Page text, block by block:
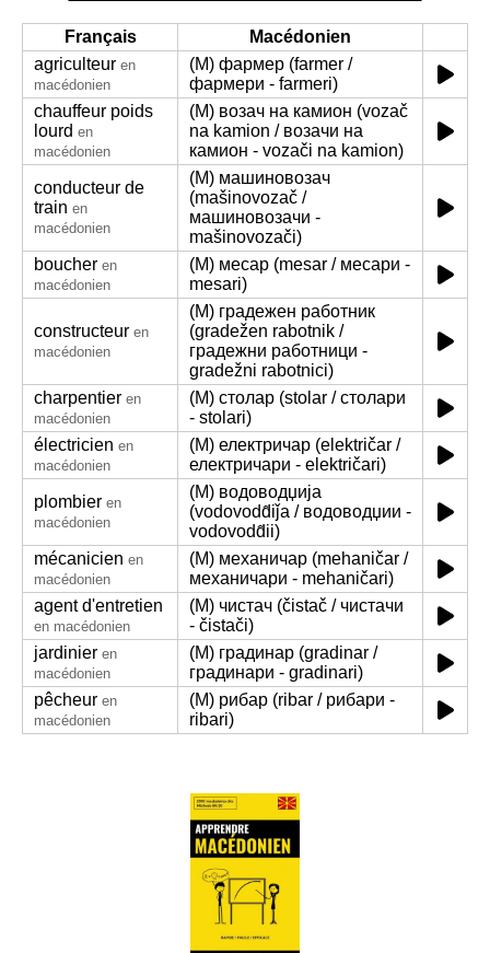
Français
Macédonien
agriculteur en
macédonien
(M) фармер (farmer /
фармери - farmeri)
chauffeur poids
lourd en
macédonien
(M) возач на камион (vozač
na kamion / возачи на
камион - vozači na kamion)
conducteur de
train en
macédonien
(M) машиновозач
(mašinovozač /
машиновозачи -
mašinovozači)
boucher en
macédonien
(M) месар (mesar / месари -
mesari)
constructeur en
macédonien
(M) градежен работник
(gradežen rabotnik /
градежни работници -
gradežni rabotnici)
charpentier en
macédonien
(M) столар (stolar / столари
- stolari)
électricien en
macédonien
(M) електричар (električar /
електричари - električari)
plombier en
macédonien
(M) водоводџија
(vodovodd̂iǰa / водоводџии -
vodovodd̂ii)
mécanicien en
macédonien
(M) механичар (mehaničar /
механичари - mehaničari)
agent d'entretien
en macédonien
(M) чистач (čistač / чистачи
- čistači)
jardinier en
macédonien
(M) градинар (gradinar /
градинари - gradinari)
pêcheur en
macédonien
(M) рибар (ribar / рибари -
ribari)